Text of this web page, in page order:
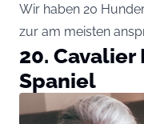
Wir haben 20
zur am meisten
20.
Spaniel